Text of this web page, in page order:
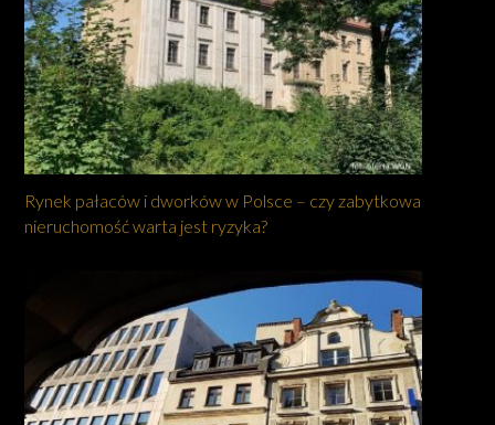
Rynek pałaców i dworków w Polsce – czy zabytkowa
nieruchomość warta jest ryzyka?